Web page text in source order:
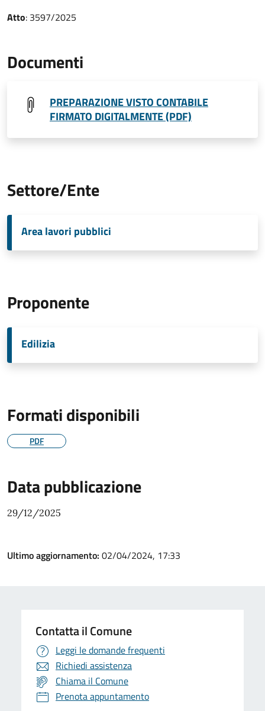
Atto: 3597/2025
Documenti
PREPARAZIONE VISTO CONTABILE
FIRMATO DIGITALMENTE (PDF)
Settore/Ente
Area lavori pubblici
Proponente
Edilizia
Formati disponibili
PDF
Data pubblicazione
29/12/2025
Ultimo aggiornamento: 02/04/2024, 17:33
Contatta il Comune
Leggi le domande frequenti
Richiedi assistenza
Chiama il Comune
Prenota appuntamento